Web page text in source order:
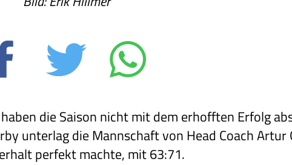
die Saison nicht mit dem erhofften Erfolg
unterlag die Mannschaft von Head Coach Artur
perfekt machte, mit 63:71.